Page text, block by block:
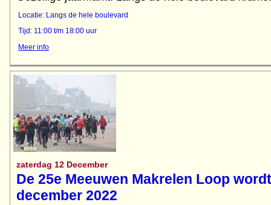
Locatie: Langs de hele boulevard
Tijd: 11:00 t/m 18:00 uur
Meer info
zaterdag 12 December
De 25e Meeuwen Makrelen Loop
december 2022